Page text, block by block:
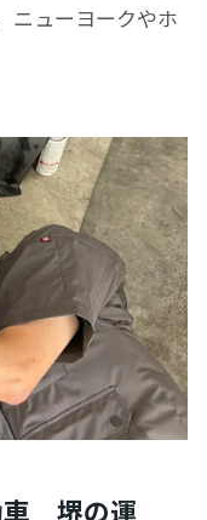
ニューヨークやホ
車 堺の運